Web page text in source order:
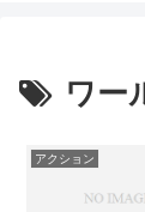
ワー
アクション